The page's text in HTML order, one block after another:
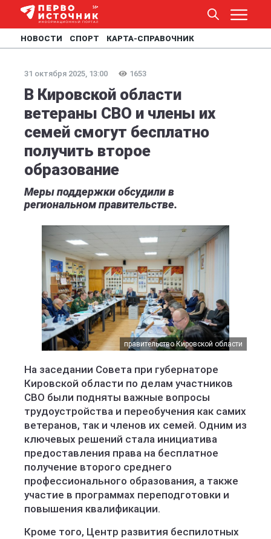
НОВОСТИ СПОРТ КАРТА-СПРАВОЧНИК
31 октября 2025, 13:00 1653
В Кировской области
ветераны СВО и члены их
семей смогут бесплатно
получить второе
образование
Меры поддержки обсудили в
региональном правительстве.
правительство Кировской области
На заседании Совета при губернаторе
Кировской области по делам участников
СВО были подняты важные вопросы
трудоустройства и переобучения как самих
ветеранов, так и членов их семей. Одним из
ключевых решений стала инициатива
предоставления права на бесплатное
получение второго среднего
профессионального образования, а также
участие в программах переподготовки и
повышения квалификации.
Кроме того, Центр развития беспилотных